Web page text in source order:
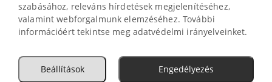
szabásához, releváns hírdetések megjelenítéséhez,
valamint webforgalmunk elemzéséhez. További
információért tekintse meg adatvédelmi irányelveinket.
Engedélyezés
Beállítások